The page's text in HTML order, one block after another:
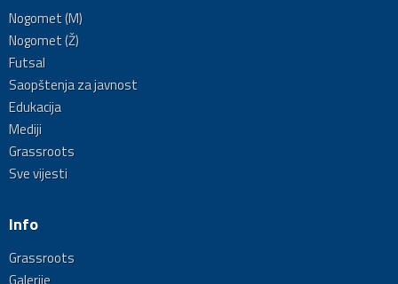
Nogomet (M)
Nogomet (Ž)
Futsal
Saopštenja za javnost
Edukacija
Mediji
Grassroots
Sve vijesti
Info
Grassroots
Galerije